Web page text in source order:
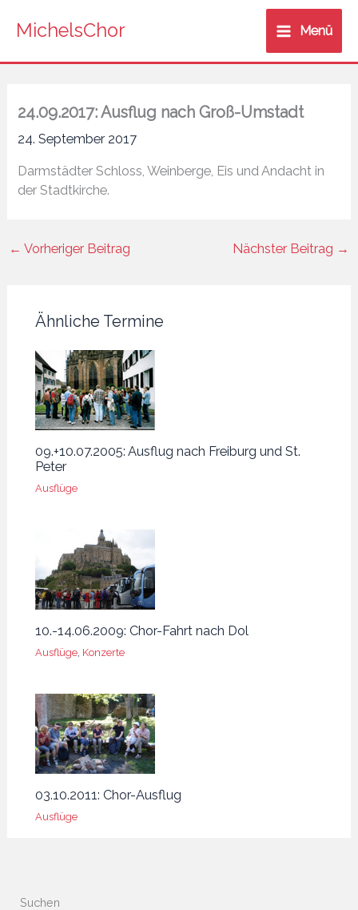
InhaltMichelsChor Menü
24.09.2017: Ausflug nach Groß-Umstadt
24. September 2017
Darmstädter Schloss, Weinberge, Eis und Andacht in
der Stadtkirche.
← Vorheriger Beitrag Nächster Beitrag →
Ähnliche Termine
09.+10.07.2005: Ausflug nach Freiburg und St.
Peter
Ausflüge
10.-14.06.2009: Chor-Fahrt nach Dol
Ausflüge, Konzerte
03.10.2011: Chor-Ausflug
Ausflüge
Suchen